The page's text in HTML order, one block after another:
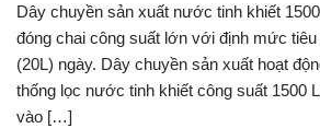
Dây chuyền sản xuất nước tinh khiết
đóng chai công suất lớn với định mức
(20L) ngày. Dây chuyền sản xuất hoạt
thống lọc nước tinh khiết công suất 1500
vào […]